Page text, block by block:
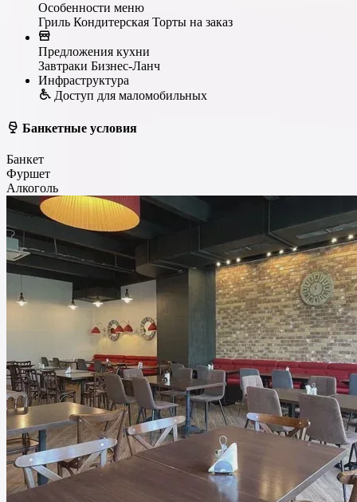
Особенности меню
Гриль Кондитерская Торты на заказ
Предложения кухни
Завтраки Бизнес-Ланч
Инфраструктура
Доступ для маломобильных
Банкетные условия
Банкет
Фуршет
Алкоголь